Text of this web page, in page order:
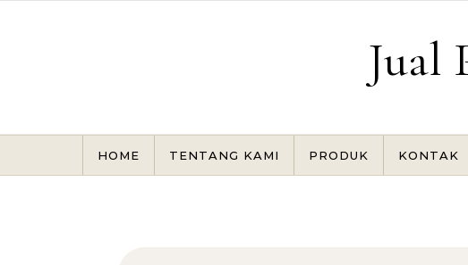
Jual
HOME TENTANG KAMI PRODUK KONTAK